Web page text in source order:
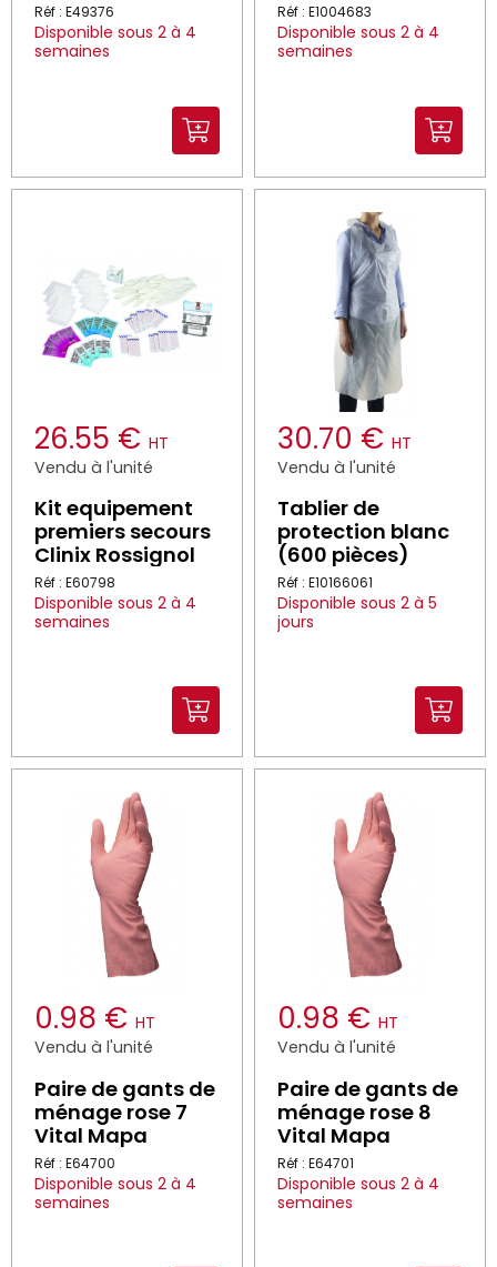
Réf : E49376
Disponible sous 2 à 4
semaines
Réf : E1004683
Disponible sous 2 à 4
semaines
26.55 € HT
Vendu à l'unité
Kit equipement
premiers secours
Clinix Rossignol
Réf : E60798
Disponible sous 2 à 4
semaines
30.70 € HT
Vendu à l'unité
Tablier de
protection blanc
(600 pièces)
Réf : E10166061
Disponible sous 2 à 5
jours
0.98 € HT
Vendu à l'unité
Paire de gants de
ménage rose 7
Vital Mapa
Réf : E64700
Disponible sous 2 à 4
semaines
0.98 € HT
Vendu à l'unité
Paire de gants de
ménage rose 8
Vital Mapa
Réf : E64701
Disponible sous 2 à 4
semaines